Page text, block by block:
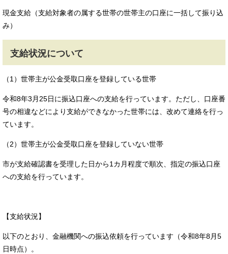
現金支給（支給対象者の属する世帯の世帯主の口座に一括して振り込
み）
支給状況について
（1）世帯主が公金受取口座を登録している世帯
令和8年3月25日に振込口座への支給を行っています。ただし、口座番
号の相違などにより支給ができなかった世帯には、改めて連絡を行っ
ています。
（2）世帯主が公金受取口座を登録していない世帯
市が支給確認書を受理した日から1カ月程度で順次、指定の振込口座
への支給を行っています。
【支給状況】
以下のとおり、金融機関への振込依頼を行っています（令和8年8月5
日時点）。